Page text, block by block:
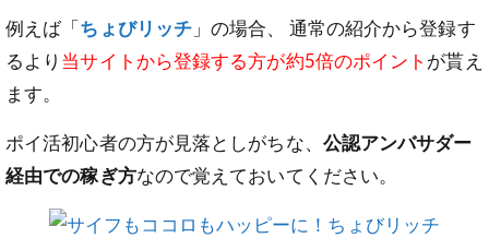
例えば「ちょびリッチ 」の場合、 通常の紹介から登録す
るより 当サイトから登録する方が約5倍のポイント が貰え
ます。
ポイ活初心者の方が見落としがちな、 公認アンバサダー
経由での稼ぎ方なので覚えておいてください。